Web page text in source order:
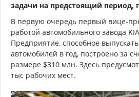
задачи на предстоящий период,
В первую очередь первый вице-
работой автомобильного завода
Предприятие, способное
автомобилей в год, построено за
размере $310 млн. Здесь
тыс рабочих мест.